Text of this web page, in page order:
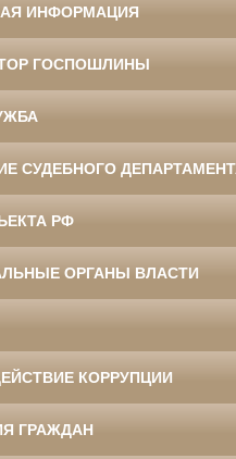
ИНФОРМАЦИЯ
ГОСПОШЛИНЫ
СУДЕБНОГО
РФ
ОРГАНЫ ВЛАСТИ
КОРРУПЦИИ
ГРАЖДАН